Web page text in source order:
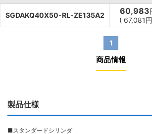
SGDAKQ40X50-RL-ZE135A2 60,983
( 67,081円
1
商品情報
製品仕様
■スタンダードシリンダ